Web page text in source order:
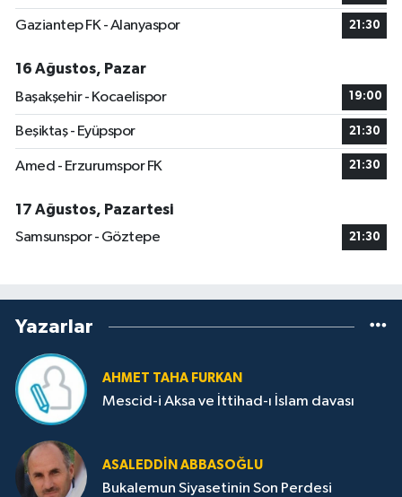
Gaziantep FK - Alanyaspor 21:30
16 Ağustos, Pazar
Başakşehir - Kocaelispor
19:00
Beşiktaş - Eyüpspor 21:30
Amed - Erzurumspor FK 21:30
17 Ağustos, Pazartesi
Samsunspor - Göztepe
21:30
Yazarlar
AHMET TAHA FURKAN
Mescid-i Aksa ve İttihad-ı İslam davası
ASALEDDIN ABBASOĞLU
Bukalemun Siyasetinin Son Perdesi